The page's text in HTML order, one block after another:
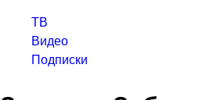
ТВ
Видео
Подписки